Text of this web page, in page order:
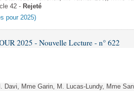
42 - Rejeté
pour 2025)
2025 - Nouvelle Lecture - n° 622
Davi, Mme Garin, M. Lucas-Lundy, Mme